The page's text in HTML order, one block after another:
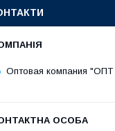
Оптовая компания "ОПТ